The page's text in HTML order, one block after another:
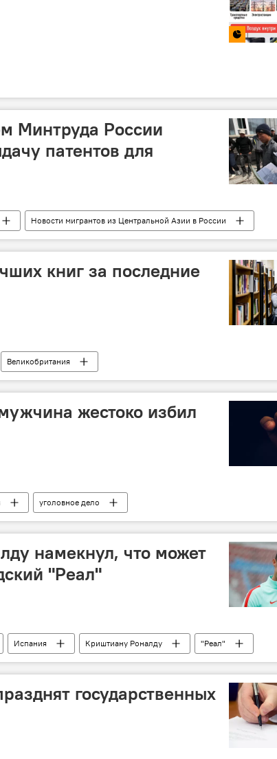
Минтруда России
патентов для
Новости мигрантов из Центральной Азии в России
Москва Сергей Собянин
патент
книг за последние
Великобритания
жестоко избил
уголовное дело
намекнул, что может
"Реал"
Испания Криштиану Роналду "Реал"
государственных